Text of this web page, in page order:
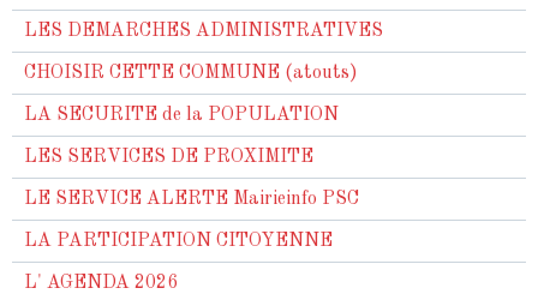
LES DEMARCHES ADMINISTRATIVES
CHOISIR CETTE COMMUNE (atouts)
LA SECURITE de la POPULATION
LES SERVICES DE PROXIMITE
LE SERVICE ALERTE Mairieinfo PSC
LA PARTICIPATION CITOYENNE
L' AGENDA 2026